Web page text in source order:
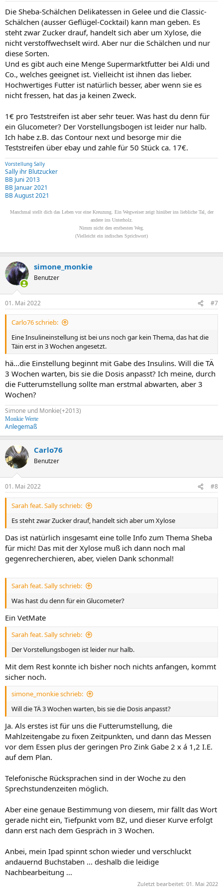
Die Sheba-Schälchen Delikatessen in Gelee und die Classic-
Schälchen (ausser Geflügel-Cocktail) kann man geben. Es
steht zwar Zucker drauf, handelt sich aber um Xylose, die
nicht verstoffwechselt wird. Aber nur die Schälchen und nur
diese Sorten.
Und es gibt auch eine Menge Supermarktfutter bei Aldi und
Co., welches geeignet ist. Vielleicht ist ihnen das lieber.
Hochwertiges Futter ist natürlich besser, aber wenn sie es
nicht fressen, hat das ja keinen Zweck.
1€ pro Teststreifen ist aber sehr teuer. Was hast du denn für
ein Glucometer? Der Vorstellungsbogen ist leider nur halb.
Ich habe z.B. das Contour next und besorge mir die
Teststreifen über ebay und zahle für 50 Stück ca. 17€.
Vorstellung Sally
Sally ihr Blutzucker
BB Juni 2013
BB Januar 2021
BB August 2021
Manchmal stellt dich das Leben vor eine Kreuzung. Ein Wegweiser zeigt hinüber ins liebliche Tal, der
andere ins Unterholz.
Nimm nicht den erstbesten Weg.
(Vielleicht ein indisches Sprichwort)
simone_monkie
Benutzer
01. Mai 2022 #7
Carlo76 schrieb:
Eine Insulineinstellung ist bei uns noch gar kein Thema, das hat die
Täin erst in 3 Wochen angesetzt.
hä...die Einstellung beginnt mit Gabe des Insulins. Will die TÄ
3 Wochen warten, bis sie die Dosis anpasst? Ich meine, durch
die Futterumstellung sollte man erstmal abwarten, aber 3
Wochen?
Simone und Monkie(+2013)
Monkie Werte
Anlegemaß
Carlo76
Benutzer
01. Mai 2022 #8
Sarah feat. Sally schrieb:
Es steht zwar Zucker drauf, handelt sich aber um Xylose
Das ist natürlich insgesamt eine tolle Info zum Thema Sheba
für mich! Das mit der Xylose muß ich dann noch mal
gegenrecherchieren, aber, vielen Dank schonmal!
Sarah feat. Sally schrieb:
Was hast du denn für ein Glucometer?
Ein VetMate
Sarah feat. Sally schrieb:
Der Vorstellungsbogen ist leider nur halb.
Mit dem Rest konnte ich bisher noch nichts anfangen, kommt
sicher noch.
simone_monkie schrieb:
Will die TÄ 3 Wochen warten, bis sie die Dosis anpasst?
Ja. Als erstes ist für uns die Futterumstellung, die
Mahlzeitengabe zu fixen Zeitpunkten, und dann das Messen
vor dem Essen plus der geringen Pro Zink Gabe 2 x á 1,2 I.E.
auf dem Plan.
Telefonische Rücksprachen sind in der Woche zu den
Sprechstundenzeiten möglich.
Aber eine genaue Bestimmung von diesem, mir fällt das Wort
gerade nicht ein, Tiefpunkt vom BZ, und dieser Kurve erfolgt
dann erst nach dem Gespräch in 3 Wochen.
Anbei, mein Ipad spinnt schon wieder und verschluckt
andauernd Buchstaben ... deshalb die leidige
Nachbearbeitung ...
Zuletzt bearbeitet: 01. Mai 2022